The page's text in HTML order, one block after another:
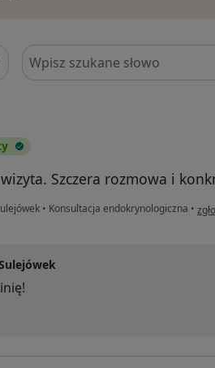
Szukaj w opiniach
Szczera rozmowa i
• Konsultacja endokrynologiczna • w